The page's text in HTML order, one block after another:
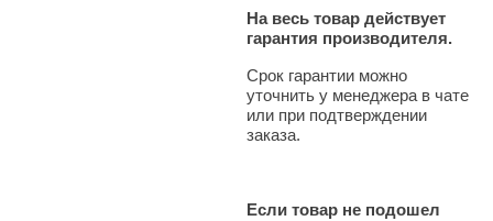
На весь товар действует
гарантия производителя.
Срок гарантии можно
уточнить у менеджера в чате
или при подтверждении
заказа.
Если товар не подошел